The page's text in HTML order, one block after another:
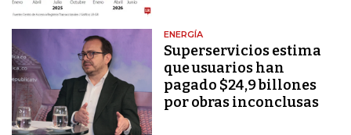
ENERGÍA
Superservicios estima
que usuarios han
pagado $24,9 billones
por obras inconclusas